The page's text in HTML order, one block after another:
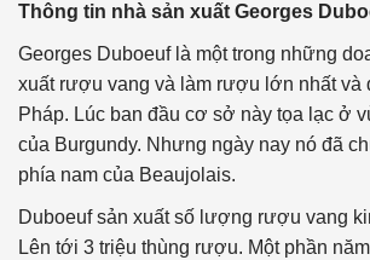
Thông tin nhà sản xuất Georges
Georges Duboeuf là một trong những
xuất rượu vang và làm rượu lớn nhất và
Pháp. Lúc ban đầu cơ sở này tọa lạc ở
của Burgundy. Nhưng ngày nay nó đã
phía nam của Beaujolais.
Duboeuf sản xuất số lượng rượu vang
Lên tới 3 triệu thùng rượu. Một phần